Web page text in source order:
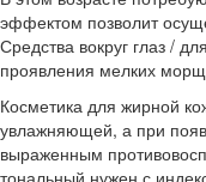
эффектом позволит
Средства вокруг глаз /
проявления мелких
Косметика для жирной
увлажняющей, а при
выраженным
тональный нужен с